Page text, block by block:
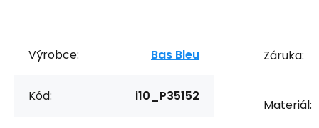
Výrobce: Bas Bleu
Kód: i10_P35152
Záruka:
Materiál: